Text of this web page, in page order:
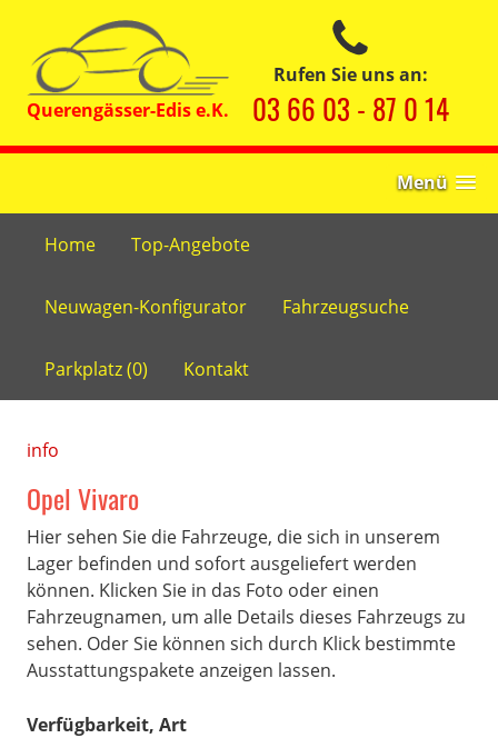
Rufen Sie uns an:
03 66 03 - 87 0 14
Menü
Home Top-Angebote
Neuwagen-Konfigurator Fahrzeugsuche
Parkplatz (0) Kontakt
info
Opel Vivaro
Hier sehen Sie die Fahrzeuge, die sich in unserem
Lager befinden und sofort ausgeliefert werden
können. Klicken Sie in das Foto oder einen
Fahrzeugnamen, um alle Details dieses Fahrzeugs zu
sehen. Oder Sie können sich durch Klick bestimmte
Ausstattungspakete anzeigen lassen.
Verfügbarkeit, Art